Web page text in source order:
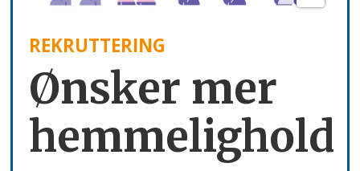
REKRUTTERING
Ønsker mer
hemmelighold